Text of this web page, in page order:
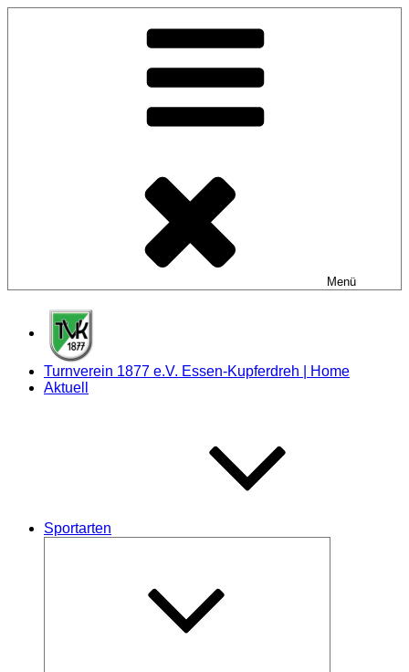
Menü
Turnverein 1877 e.V. Essen-Kupferdreh | Home
Aktuell
Sportarten